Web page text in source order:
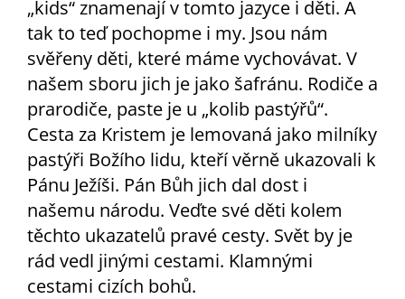
„kids“ znamenají v tomto jazyce i děti. A
tak to teď pochopme i my. Jsou nám
svěřeny děti, které máme vychovávat. V
našem sboru jich je jako šafránu. Rodiče a
prarodiče, paste je u „kolib pastýřů“.
Cesta za Kristem je lemovaná jako milníky
pastýři Božího lidu, kteří věrně ukazovali k
Pánu Ježíši. Pán Bůh jich dal dost i
našemu národu. Veďte své děti kolem
těchto ukazatelů pravé cesty. Svět by je
rád vedl jinými cestami. Klamnými
cestami cizích bohů.